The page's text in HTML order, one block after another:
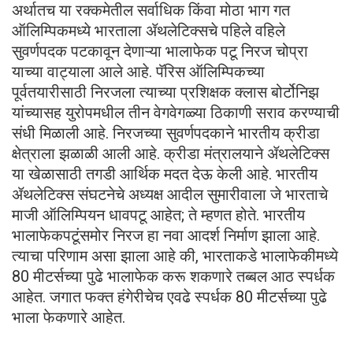
अर्थातच या रक्कमेतील सर्वाधिक किंवा मोठा भाग गत
ऑलिम्पिकमध्ये भारताला ॲथलेटिक्सचे पहिले वहिले
सुवर्णपदक पटकावून देणाऱ्या भालाफेक पटू निरज चोप्रा
याच्या वाट्याला आले आहे. पॅरिस ऑलिम्पिकच्या
पूर्वतयारीसाठी निरजला त्याच्या प्रशिक्षक क्लास बोर्टोनिझ
यांच्यासह युरोपमधील तीन वेगवेगळ्या ठिकाणी सराव करण्याची
संधी मिळाली आहे. निरजच्या सुवर्णपदकाने भारतीय क्रीडा
क्षेत्राला झळाळी आली आहे. क्रीडा मंत्रालयाने ॲथलेटिक्स
या खेळासाठी तगडी आर्थिक मदत देऊ केली आहे. भारतीय
ॲथलेटिक्स संघटनेचे अध्यक्ष आदील सुमारीवाला जे भारताचे
माजी ऑलिम्पियन धावपटू आहेत; ते म्हणत होते. भारतीय
भालाफेकपटूंसमोर निरज हा नवा आदर्श निर्माण झाला आहे.
त्याचा परिणाम असा झाला आहे की, भारताकडे भालाफेकीमध्ये
80 मीटर्सच्या पुढे भालाफेक करू शकणारे तब्बल आठ स्पर्धक
आहेत. जगात फक्त हंगेरीचेच एवढे स्पर्धक 80 मीटर्सच्या पुढे
भाला फेकणारे आहेत.